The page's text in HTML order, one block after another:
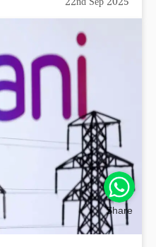
22nd Sep 2025
Share